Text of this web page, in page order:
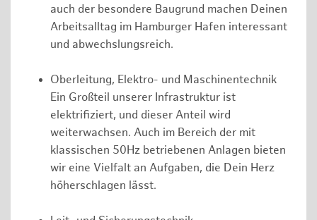
auch der besondere Baugrund machen Deinen
Arbeitsalltag im Hamburger Hafen interessant
und abwechslungsreich.
Oberleitung, Elektro- und Maschinentechnik
Ein Großteil unserer Infrastruktur ist
elektrifiziert, und dieser Anteil wird
weiterwachsen. Auch im Bereich der mit
klassischen 50Hz betriebenen Anlagen bieten
wir eine Vielfalt an Aufgaben, die Dein Herz
höherschlagen lässt.